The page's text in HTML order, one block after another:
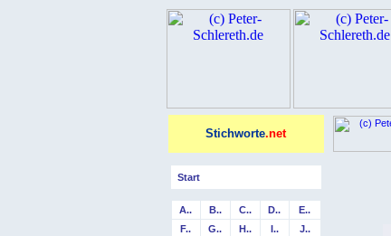
Stichworte.net
Start
A.. B.. C.. D..
E..
F..
G.. H.. I..
J..